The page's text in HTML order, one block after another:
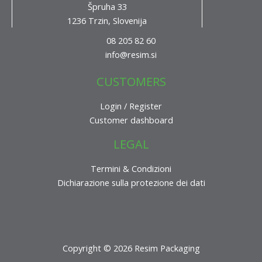
Špruha 33
1236 Trzin, Slovenija
08 205 82 60
info@resim.si
CUSTOMERS
Login / Register
Customer dashboard
LEGAL
Termini & Condizioni
Dichiarazione sulla protezione dei dati
Copyright © 2026 Resim Packaging